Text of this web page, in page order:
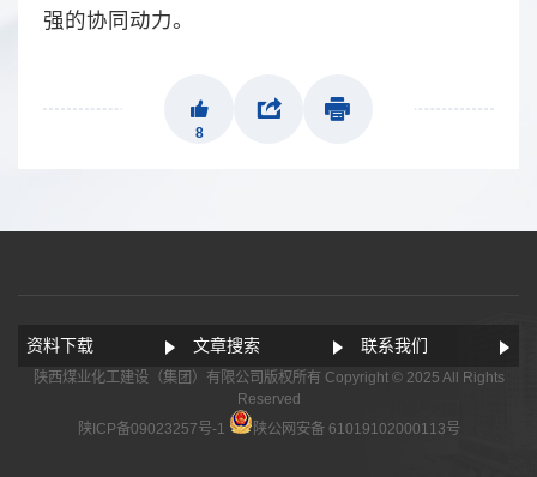
强的协同动力。
8
资料下载 文章搜索 联系我们
陕西煤业化工建设（集团）有限公司版权所有 Copyright © 2025 All Rights
Reserved
陕ICP备09023257号-1
陕公网安备 61019102000113号